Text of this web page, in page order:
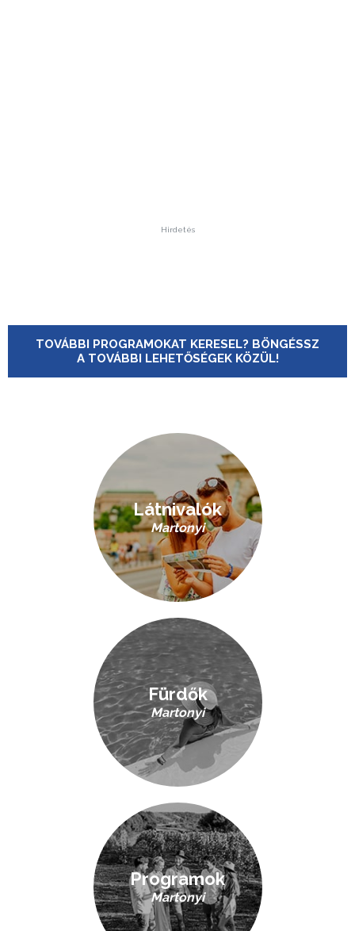
Hirdetés
TOVÁBBI PROGRAMOKAT KERESEL? BÖNGÉSSZ
A TOVÁBBI LEHETŐSÉGEK KÖZÜL!
Látnivalók
Martonyi
Fürdők
Martonyi
Programok
Martonyi